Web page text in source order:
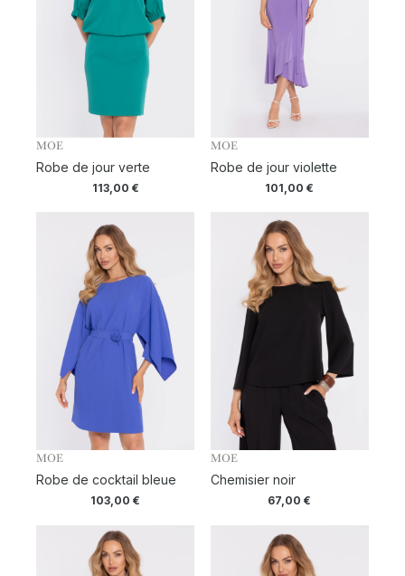
MOE
Robe de jour verte
113,00 €
MOE
Robe de jour violette
101,00€
MOE
Robe de cocktail bleue
103,00€
MOE
Chemisier noir
67,00€